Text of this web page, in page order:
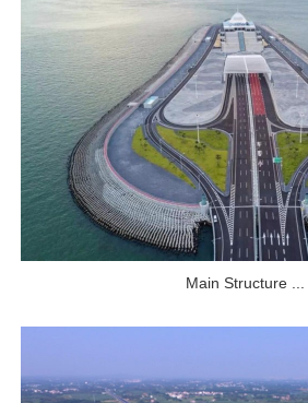
Main Structure ...